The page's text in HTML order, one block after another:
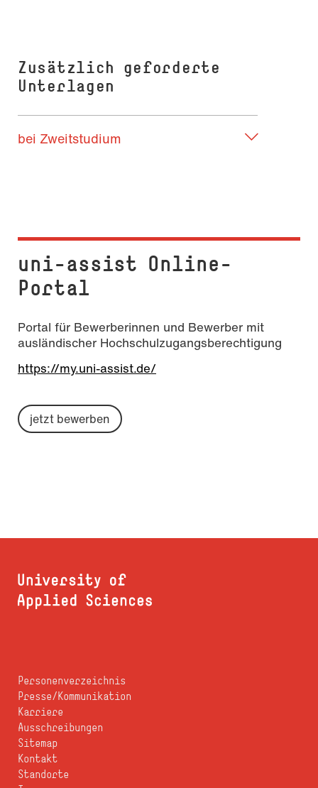
Zusätzlich geforderte
Unterlagen
bei Zweitstudium
uni-assist Online-
Portal
Portal für Bewerberinnen und Bewerber mit
ausländischer Hochschulzugangsberechtigung
https://my.uni-assist.de/
jetzt bewerben
Personenverzeichnis
Presse/Kommunikation
Karriere
Ausschreibungen
Sitemap
Kontakt
Standorte